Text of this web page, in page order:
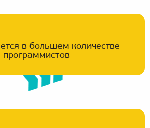
в большем количестве
программистов